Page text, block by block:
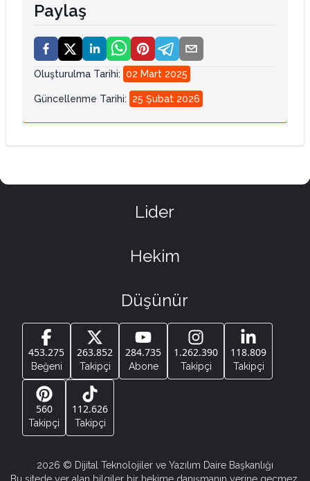
Paylaş
Oluşturulma Tarihi: 02 Mart 2025
Güncellenme Tarihi: 25 Şubat 2026
Lider
Hekim
Düşünür
453.275
Beğeni
263.852
Takipçi
284.735
Abone
1.262.390
Takipçi
118.809
Takipçi
560
Takipçi
112.626
Takipçi
2026 © Dijital Teknolojiler ve Yazılım Daire Başkanlığı